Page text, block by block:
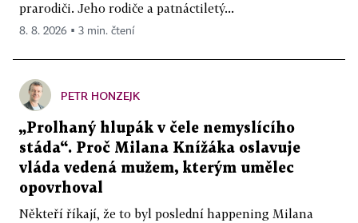
prarodiči. Jeho rodiče a patnáctiletý...
8. 8. 2026 ▪ 3 min. čtení
PETR HONZEJK
„Prolhaný hlupák v čele nemyslícího
stáda“. Proč Milana Knížáka oslavuje
vláda vedená mužem, kterým umělec
opovrhoval
Někteří říkají, že to byl poslední happening Milana